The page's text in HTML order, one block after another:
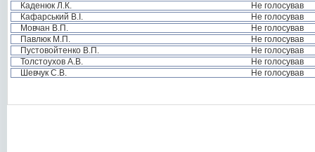
Каденюк Л.К.
Не голосував
Кафарський В.І.
Не голосував
Мовчан В.П.
Не голосував
Павлюк М.П.
Не голосував
Пустовойтенко В.П.
Не голосував
Толстоухов А.В.
Не голосував
Шевчук С.В.
Не голосував